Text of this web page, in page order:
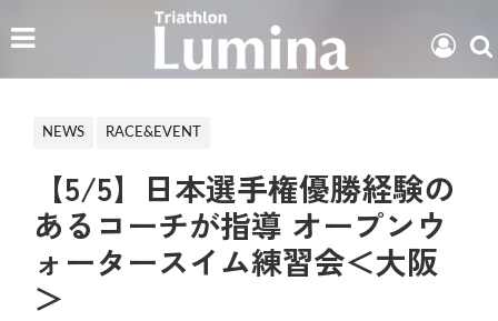
NEWS RACE&EVENT
【5/5】日本選手権優勝経験の
あるコーチが指導 オープンウ
ォータースイム練習会＜大阪
＞